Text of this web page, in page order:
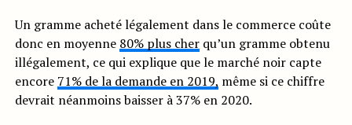
Un gramme acheté légalement dans le commerce coûte
donc en moyenne 80% plus cherqu’un gramme obtenu
illégalement, ce qui explique que le marché noir capte
encore 71% de la demande en 2019, même si ce chiffre
devrait néanmoins baisser à 37% en 2020.